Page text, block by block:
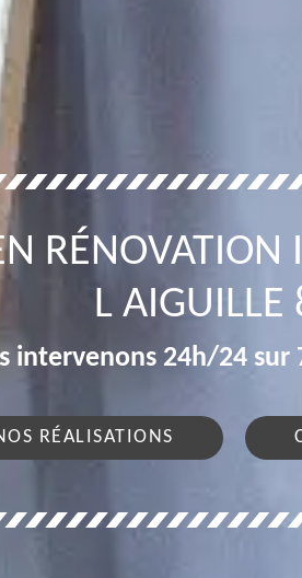
L AIGUILLE
intervenons 24h/24 sur
RÉALISATIONS